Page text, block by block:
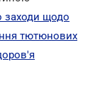
заходи щодо
тютюнових